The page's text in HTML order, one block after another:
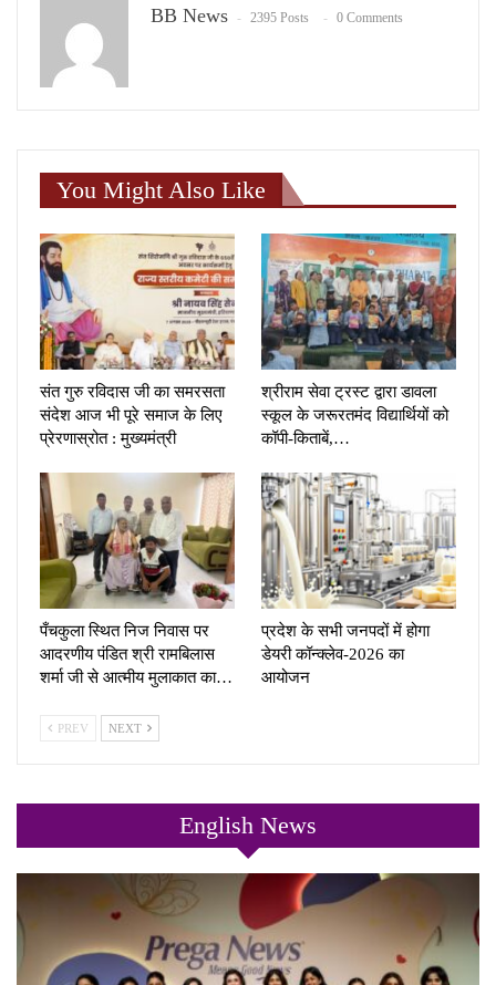
BB News 2395 Posts 0 Comments
You Might Also Like
संत गुरु रविदास जी का समरसता
संदेश आज भी पूरे समाज के लिए
प्रेरणास्रोत : मुख्यमंत्री
श्रीराम सेवा ट्रस्ट द्वारा डावला
स्कूल के जरूरतमंद विद्यार्थियों को
कॉपी-किताबें,…
पँचकुला स्थित निज निवास पर
आदरणीय पंडित श्री रामबिलास
शर्मा जी से आत्मीय मुलाकात का…
प्रदेश के सभी जनपदों में होगा
डेयरी कॉन्क्लेव-2026 का
आयोजन
PREV NEXT
English News